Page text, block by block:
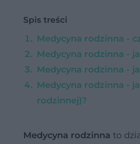
Spis treści
Medycyna rodzinna -
Medycyna rodzinna -
Medycyna rodzinna -
Medycyna rodzinna -
rodzinnej)?
Medycyna rodzinna to